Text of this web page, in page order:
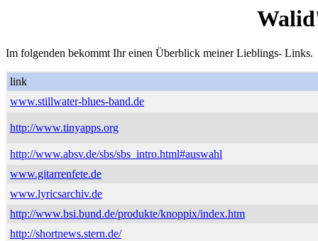
Im folgenden bekommt Ihr einen Überblick meiner Lieblings- Links.
link
www.stillwater-blues-band.de
http://www.tinyapps.org
http://www.absv.de/sbs/sbs_intro.html#auswahl
www.gitarrenfete.de
www.lyricsarchiv.de
http://www.bsi.bund.de/produkte/knoppix/index.htm
http://shortnews.stern.de/